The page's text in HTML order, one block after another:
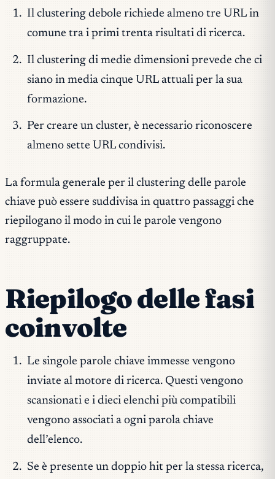
Il clustering debole richiede almeno tre URL in
comune tra i primi trenta risultati di ricerca.
Il clustering di medie dimensioni prevede che ci
siano in media cinque URL attuali per la sua
formazione.
Per creare un cluster, è necessario riconoscere
almeno sette URL condivisi.
La formula generale per il clustering delle parole
chiave può essere suddivisa in quattro passaggi che
riepilogano il modo in cui le parole vengono
raggruppate.
Riepilogo delle fasi
coinvolte
Le singole parole chiave immesse vengono
inviate al motore di ricerca. Questi vengono
scansionati e i dieci elenchi più compatibili
vengono associati a ogni parola chiave
dell’elenco.
Se è presente un doppio hit per la stessa ricerca,